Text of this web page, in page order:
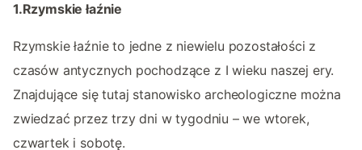
1.Rzymskie łaźnie
Rzymskie łaźnie to jedne z niewielu pozostałości z
czasów antycznych pochodzące z I wieku naszej ery.
Znajdujące się tutaj stanowisko archeologiczne można
zwiedzać przez trzy dni w tygodniu – we wtorek,
czwartek i sobotę.